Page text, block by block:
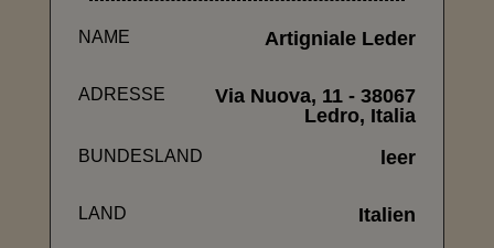
NAME Artigniale Leder
ADRESSE
Via Nuova, 11 - 38067
Ledro, Italia
BUNDESLAND leer
LAND Italien